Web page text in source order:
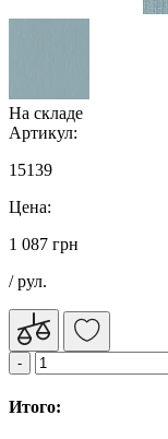
На складе
Артикул:
15139
Цена:
1 087 грн
/ рул.
Итого: